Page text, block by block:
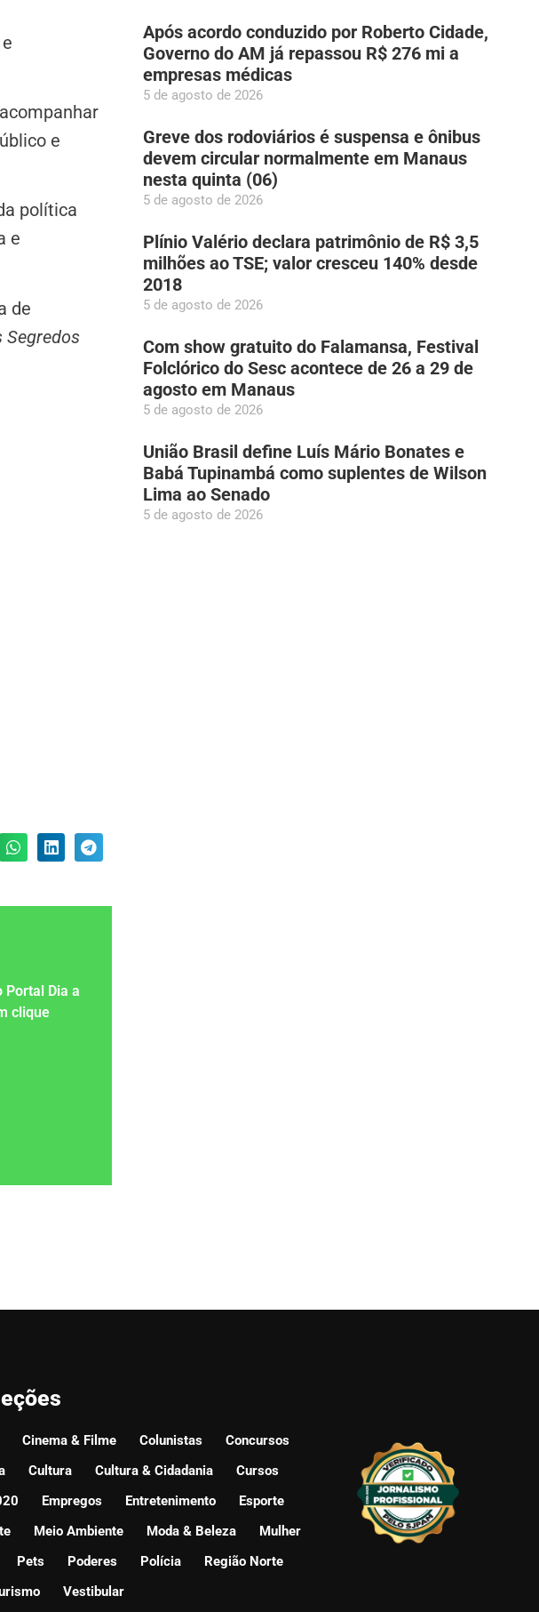
e
política
e
de
Segredos
Portal Dia a
clique
Após acordo conduzido por Roberto Cidade,
Governo do AM já repassou R$ 276 mi a
empresas médicas
5 de agosto de 2026
Greve dos rodoviários é suspensa e ônibus
devem circular normalmente em Manaus
nesta quinta (06)
5 de agosto de 2026
Plínio Valério declara patrimônio de R$ 3,5
milhões ao TSE; valor cresceu 140% desde
2018
5 de agosto de 2026
Com show gratuito do Falamansa, Festival
Folclórico do Sesc acontece de 26 a 29 de
agosto em Manaus
5 de agosto de 2026
União Brasil define Luís Mário Bonates e
Babá Tupinambá como suplentes de Wilson
Lima ao Senado
5 de agosto de 2026
Cinema & Filme Colunistas
Concursos
Cultura Cultura & Cidadania
Cursos
Empregos Entretenimento
Esporte
Meio Ambiente Moda & Beleza
Mulher
Pets Poderes Polícia
Região Norte
Vestibular